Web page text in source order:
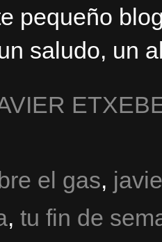
pequeño
saludo, un
el gas,
, tu fin de